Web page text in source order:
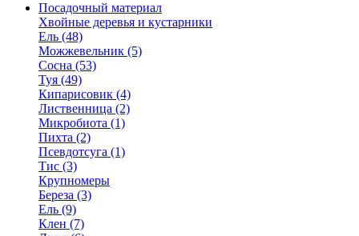
Посадочный материал
Хвойные деревья и кустарники
Ель (48)
Можжевельник (5)
Сосна (53)
Туя (49)
Кипарисовик (4)
Лиственница (2)
Микробиота (1)
Пихта (2)
Псевдотсуга (1)
Тис (3)
Крупномеры
Береза (3)
Ель (9)
Клен (7)